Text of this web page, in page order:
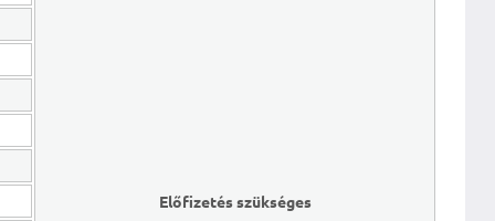
Előfizetés szükséges